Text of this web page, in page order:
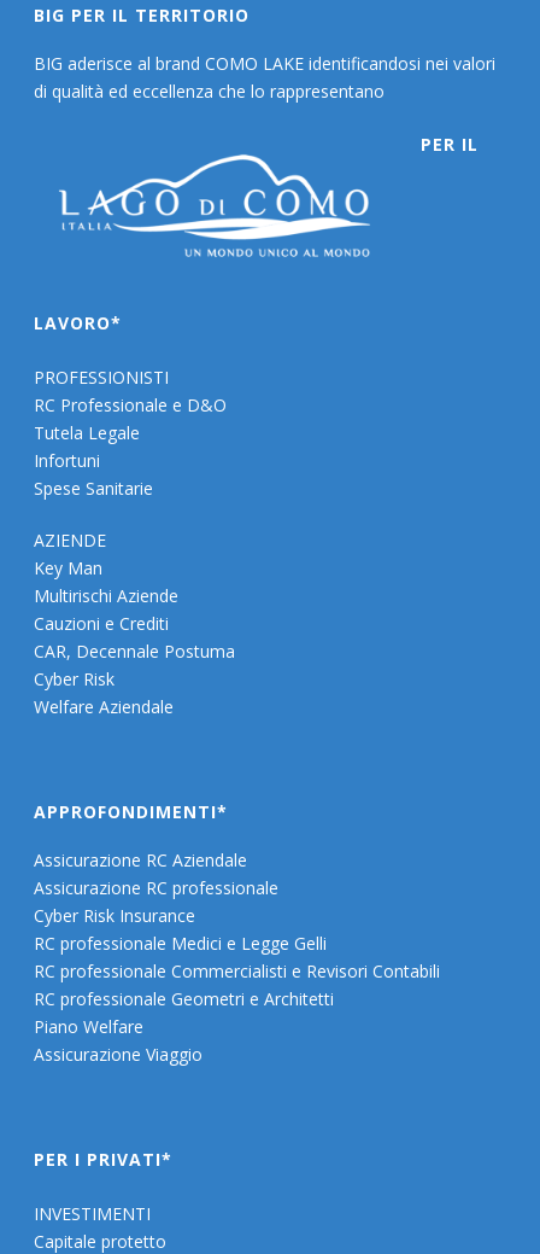
BIG PER IL TERRITORIO
BIG aderisce al brand COMO LAKE identificandosi nei valori
di qualità ed eccellenza che lo rappresentano
PER IL
LAVORO*
PROFESSIONISTI
RC Professionale e D&O
Tutela Legale
Infortuni
Spese Sanitarie
AZIENDE
Key Man
Multirischi Aziende
Cauzioni e Crediti
CAR, Decennale Postuma
Cyber Risk
Welfare Aziendale
APPROFONDIMENTI*
Assicurazione RC Aziendale
Assicurazione RC professionale
Cyber Risk Insurance
RC professionale Medici e Legge Gelli
RC professionale Commercialisti e Revisori Contabili
RC professionale Geometri e Architetti
Piano Welfare
Assicurazione Viaggio
PER I PRIVATI*
INVESTIMENTI
Capitale protetto